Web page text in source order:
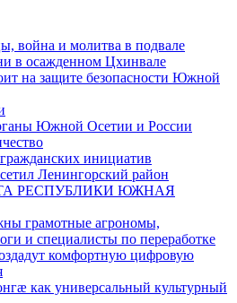
война и молитва в подвале
в осажденном Цхинвале
на защите безопасности Южной
Южной Осетии и России
инициатив
Ленингорский район
РЕСПУБЛИКИ ЮЖНАЯ
грамотные агрономы,
и специалисты по переработке
комфортную цифровую
как универсальный культурный